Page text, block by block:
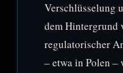
Verschlüsselung
dem Hintergrund
regulatorischer
– etwa in Polen –